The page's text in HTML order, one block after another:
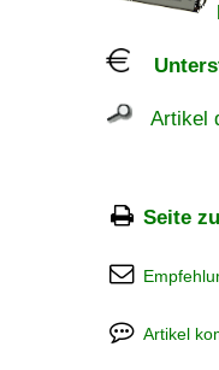
Artikel
Seite
Artikel